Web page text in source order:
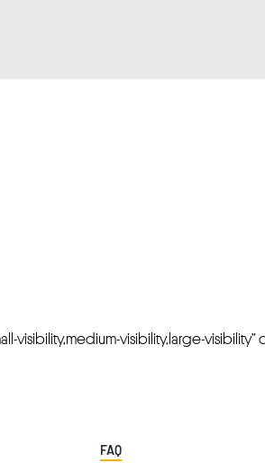
visibility,large-visibility”
FAQ